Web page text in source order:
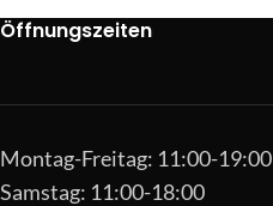
Öffnungszeiten
Montag-Freitag: 11:00-19:00
Samstag: 11:00-18:00